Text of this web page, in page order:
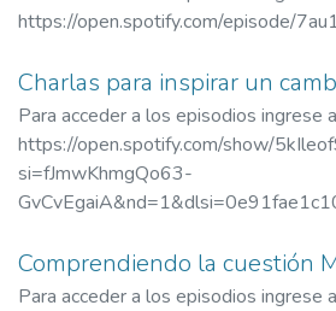
https://open.spotify.com/episode/
Charlas para inspirar un
Para acceder a los episodios ingrese
https://open.spotify.com/show/
si=fJmwKhmgQo63-
Comprendiendo la cuestión
Para acceder a los episodios ingrese